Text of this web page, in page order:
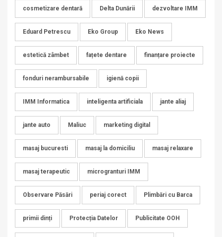
cosmetizare dentară Delta Dunării dezvoltare IMM
Eduard Petrescu Eko Group Eko News
estetică zâmbet fațete dentare finanțare proiecte
fonduri nerambursabile igienă copii
IMM Informatica inteligenta artificiala jante aliaj
jante auto Maliuc marketing digital
masaj bucuresti masaj la domiciliu masaj relaxare
masaj terapeutic microgranturi IMM
Observare Păsări periaj corect Plimbări cu Barca
primii dinți Protecția Datelor Publicitate OOH